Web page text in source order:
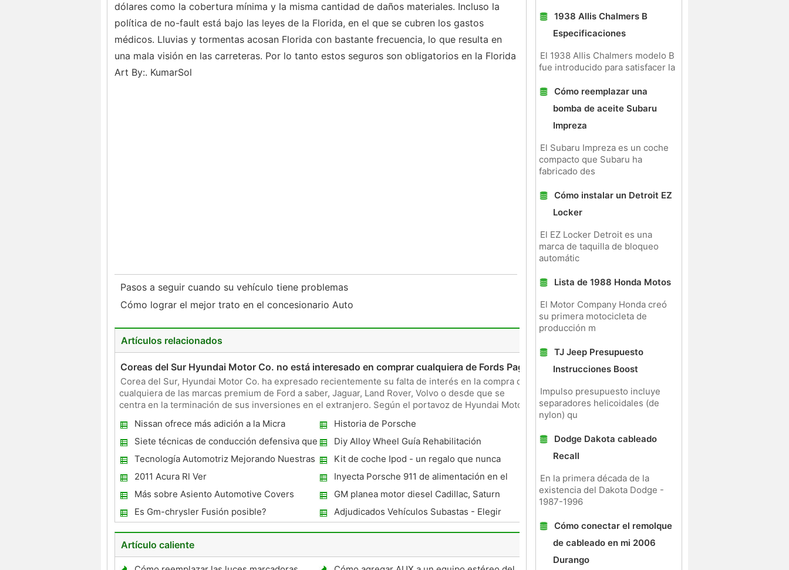
dólares como la cobertura mínima y la misma cantidad de daños materiales. Incluso la
política de no-fault está bajo las leyes de la Florida, en el que se cubren los gastos
médicos. Lluvias y tormentas acosan Florida con bastante frecuencia, lo que resulta en
una mala visión en las carreteras. Por lo tanto estos seguros son obligatorios en la Florida
Art By:. KumarSol
Pasos a seguir cuando su vehículo tiene problemas
Cómo lograr el mejor trato en el concesionario Auto
Artículos relacionados
Coreas del Sur Hyundai Motor Co. no está interesado en comprar cualquiera de Fords Pag.
Corea del Sur, Hyundai Motor Co. ha expresado recientemente su falta de interés en la compra de
cualquiera de las marcas premium de Ford a saber, Jaguar, Land Rover, Volvo o desde que se
centra en la terminación de sus inversiones en el extranjero. Según el portavoz de Hyundai Motor:
Nissan ofrece más adición a la Micra
Historia de Porsche
Siete técnicas de conducción defensiva que
podría salvar su vida
Diy Alloy Wheel Guía Rehabilitación
Tecnología Automotriz Mejorando Nuestras
vidas \\ \\
Kit de coche Ipod - un regalo que nunca
habría de pensamiento de, pero no puedo
vivir sin
2011 Acura Rl Ver
Inyecta Porsche 911 de alimentación en el
Cayenne
Más sobre Asiento Automotive Covers
GM planea motor diesel Cadillac, Saturn
Cars Hecho por 2010
Es Gm-chrysler Fusión posible?
Adjudicados Vehículos Subastas - Elegir
Bargain Car Used
Artículo caliente
1938 Allis Chalmers B
Especificaciones
El 1938 Allis Chalmers modelo B
fue introducido para satisfacer la
Cómo reemplazar una
bomba de aceite Subaru
Impreza
El Subaru Impreza es un coche
compacto que Subaru ha
fabricado des
Cómo instalar un Detroit EZ
Locker
El EZ Locker Detroit es una
marca de taquilla de bloqueo
automátic
Lista de 1988 Honda Motos
El Motor Company Honda creó
su primera motocicleta de
producción m
TJ Jeep Presupuesto
Instrucciones Boost
Impulso presupuesto incluye
separadores helicoidales (de
nylon) qu
Dodge Dakota cableado
Recall
En la primera década de la
existencia del Dakota Dodge -
1987-1996
Cómo conectar el remolque
de cableado en mi 2006
Durango